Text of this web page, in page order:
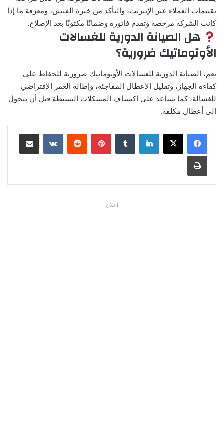
تقييمات العملاء عبر الإنترنت، والتأكد من خبرة الفنيين، ومعرفة ما إذا
كانت الشركة مرخصة وتقدم فاتورة وضمانًا مكتوبًا بعد الإصلاح.
هل الصيانة الدورية للغسالات
الأوتوماتيك ضرورية؟
نعم، الصيانة الدورية للغسالات الأوتوماتيك ضرورية للحفاظ على
كفاءة الجهاز، وتقليل الأعطال المفاجئة، وإطالة العمر الافتراضي
للغسالة، كما تساعد على اكتشاف المشكلات البسيطة قبل أن تتحول
إلى أعطال مكلفة.
لينكدإن بينتيريست مشاركة عبر البريد
طباعة
اعلان